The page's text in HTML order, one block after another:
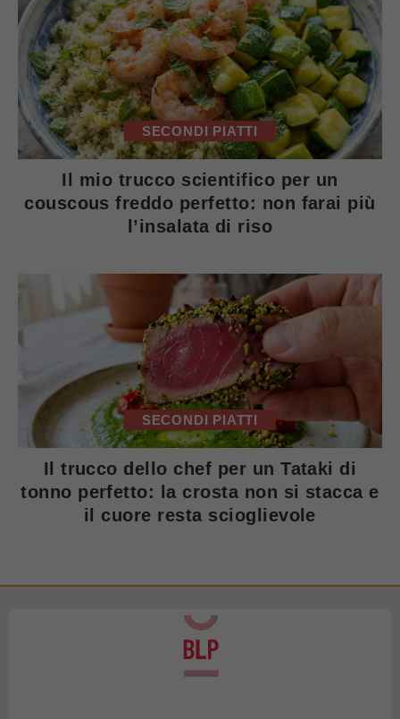
SECONDI PIATTI
Il mio trucco scientifico per un
couscous freddo perfetto: non farai più
l’insalata di riso
SECONDI PIATTI
Il trucco dello chef per un Tataki di
tonno perfetto: la crosta non si stacca e
il cuore resta scioglievole